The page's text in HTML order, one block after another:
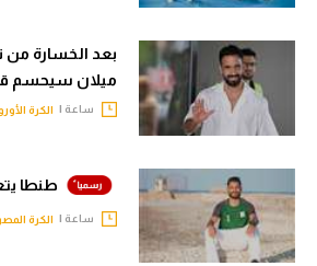
بعد الخسارة
ميلان سيحسم
ساعة | الكرة
طنطا
ساعة | الكرة